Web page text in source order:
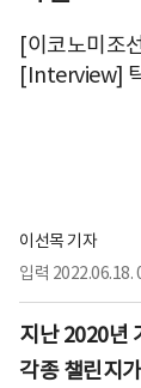
[이코노미조
[Interview]
이선목 기자
입력 2022.06.18.
지난 2020년
각종 챌린지